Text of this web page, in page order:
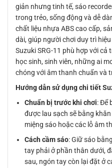
giản nhưng tinh tế, sáo
trong trẻo, sống động và dễ
chất liệu nhựa ABS cao cấp,
dài, giúp người chơi duy trì
Suzuki SRG-11 phù hợp với cả
học sinh, sinh viên, những ai
chóng với âm thanh chuẩn và
Hướng dẫn sử dụng chi tiết
Chuẩn bị trước khi chơi: Để
được lau sạch sẽ bằng
miệng sáo hoặc các lỗ âm
Cách cầm sáo: Giữ sáo
tay phải ở phần thân dưới,
sau, ngón tay còn lại đặt ở